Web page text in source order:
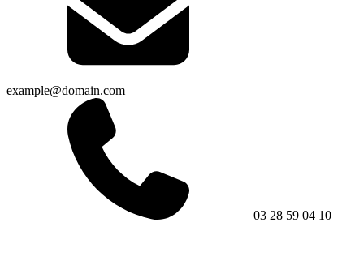
example@domain.com
03 28 59 04 10